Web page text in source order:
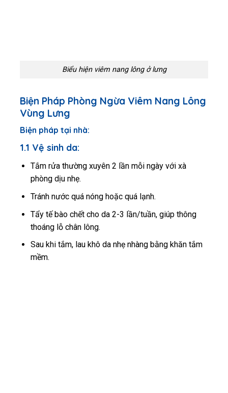
Biểu hiện viêm nang lông ở lưng
Biện Pháp Phòng Ngừa Viêm Nang Lông
Vùng Lưng
Biện pháp tại nhà:
1.1 Vệ sinh da:
Tắm rửa thường xuyên 2 lần mỗi ngày với xà
phòng dịu nhẹ.
Tránh nước quá nóng hoặc quá lạnh.
Tẩy tế bào chết cho da 2-3 lần/tuần, giúp thông
thoáng lỗ chân lông.
Sau khi tắm, lau khô da nhẹ nhàng bằng khăn tắm
mềm.